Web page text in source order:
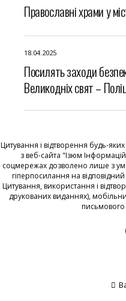
Православні храми у
18.04.2025
Посилять заходи
Великодніх свят –
Цитування і відтворення будь-яких
з веб-сайта "Ізюм
соцмережах дозволено лише з
гіперпосилання на
Цитування, використання і
друкованих виданнях),
письмового